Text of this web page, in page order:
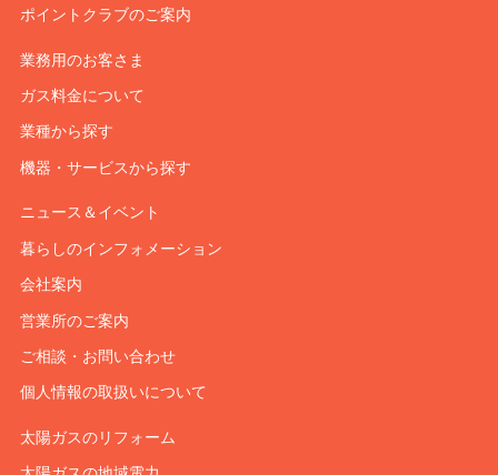
ポイントクラブのご案内
業務用のお客さま
ガス料金について
業種から探す
機器・サービスから探す
ニュース＆イベント
暮らしのインフォメーション
会社案内
営業所のご案内
ご相談・お問い合わせ
個人情報の取扱いについて
太陽ガスのリフォーム